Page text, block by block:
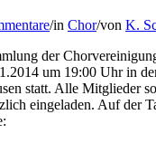
/in Chor/von K.
der
um 19:00 Uhr in
statt. Alle Mitglieder
eingeladen. Auf der